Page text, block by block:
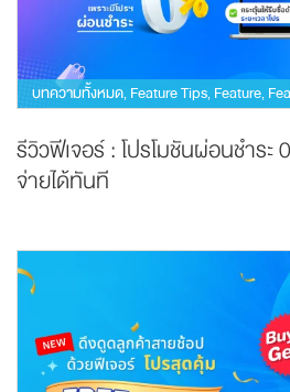
บทความทั้งหมด, Feature Tips, Feature,
รีวิวฟีเจอร์ : โปรโมชันผ่อนชำระ
จ่ายได้ทันที